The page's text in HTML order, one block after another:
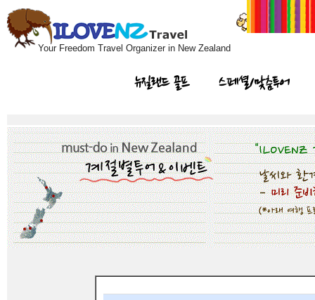
Your Freedom Travel Organizer in New Zealand
뉴질랜드 골프 스페셜/맞춤투어